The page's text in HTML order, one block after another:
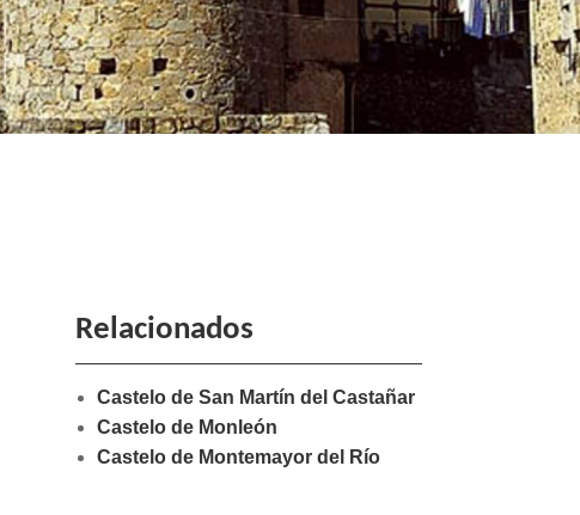
Relacionados
Castelo de San Martín del Castañar
Castelo de Monleón
Castelo de Montemayor del Río